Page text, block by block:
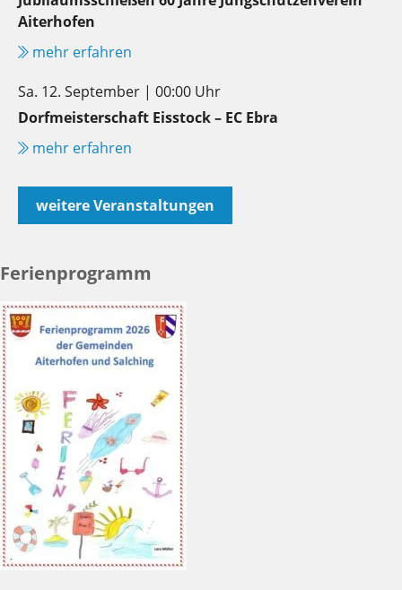
Aiterhofen
mehr erfahren
Sa. 12. September | 00:00 Uhr
Dorfmeisterschaft Eisstock – EC Ebra
mehr erfahren
weitere Veranstaltungen
Ferienprogramm